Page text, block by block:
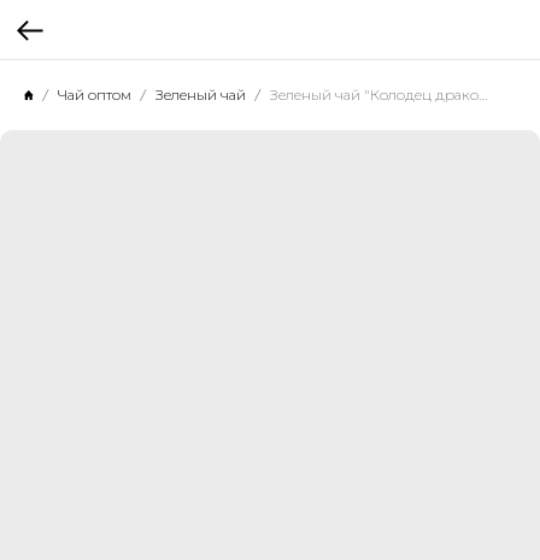
Чай оптом Зеленый чай Зеленый чай "Колодец дракона премиум", 500 г